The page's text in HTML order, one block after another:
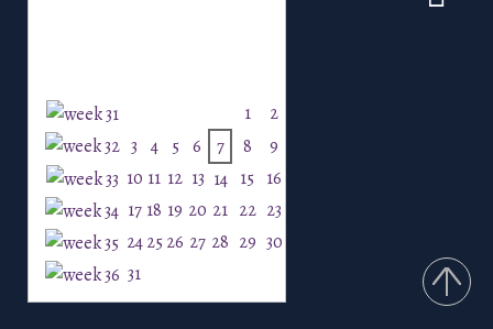
1
2
3 4 5 6 7 8
9
10 11 12 13 14 15 16
17 18 19 20 21 22 23
24 25 26 27 28 29 30
31